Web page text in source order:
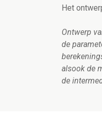
Het
Ontwerp
de
alsook de
de